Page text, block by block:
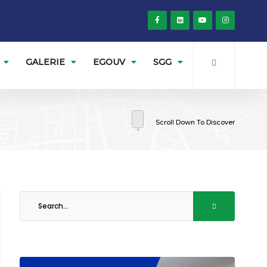
GALERIE EGOUV SGG
Scroll Down To Discover